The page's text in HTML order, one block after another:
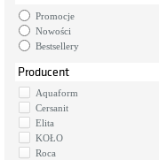
Promocje
Nowości
Bestsellery
Producent
Aquaform
Cersanit
Elita
KOŁO
Roca